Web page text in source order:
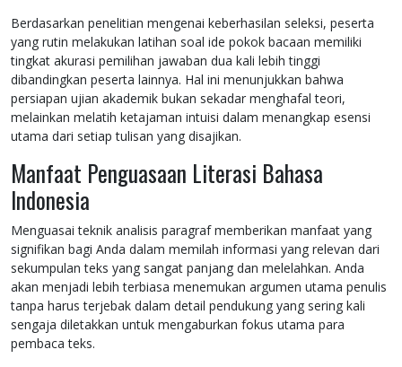
Berdasarkan penelitian mengenai keberhasilan seleksi, peserta
yang rutin melakukan latihan soal ide pokok bacaan memiliki
tingkat akurasi pemilihan jawaban dua kali lebih tinggi
dibandingkan peserta lainnya. Hal ini menunjukkan bahwa
persiapan ujian akademik bukan sekadar menghafal teori,
melainkan melatih ketajaman intuisi dalam menangkap esensi
utama dari setiap tulisan yang disajikan.
Manfaat Penguasaan Literasi Bahasa
Indonesia
Menguasai teknik analisis paragraf memberikan manfaat yang
signifikan bagi Anda dalam memilah informasi yang relevan dari
sekumpulan teks yang sangat panjang dan melelahkan. Anda
akan menjadi lebih terbiasa menemukan argumen utama penulis
tanpa harus terjebak dalam detail pendukung yang sering kali
sengaja diletakkan untuk mengaburkan fokus utama para
pembaca teks.